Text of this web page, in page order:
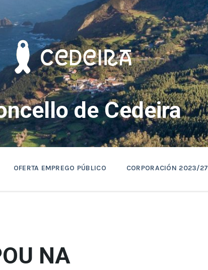
de Cedeira
OFERTA EMPREGO PÚBLICO CORPORACIÓN 2023/27
NA